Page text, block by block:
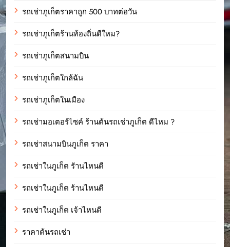
รถเช่าภูเก็ตราคาถูก 500 บาทต่อวัน
รถเช่าภูเก็ตร้านท้องถิ่นดีใหม?
รถเช่าภูเก็ตสนามบิน
รถเช่าภูเก็ตใกล้ฉัน
รถเช่าภูเก็ตในเมือง
รถเช่ามอเตอร์ไซค์ ร้านต้นรถเช่าภูเก็ต ดีไหม ?
รถเช่าสนามบินภูเก็ต ราคา
รถเช่าในภูเก็ต รัานไหนดี
รถเช่าในภูเก็ต ร้านไหนดี
รถเช่าในภูเก็ต เจ้าไหนดี
ราคาต้นรถเช่า